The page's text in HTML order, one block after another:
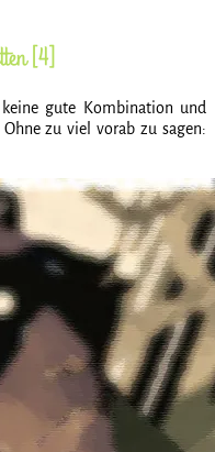
[4]
gute Kombination und
zu viel vorab zu sagen: